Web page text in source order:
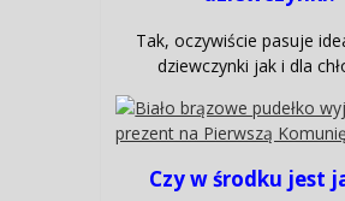
Tak, oczywiście pasuje
dziewczynki jak i dla
Czy w środku jest